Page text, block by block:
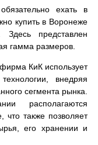
ехать в
купить в Воронеже
Здесь представлен
гамма размеров.
КиК использует
внедряя
сегмента рынка.
располагаются
что также позволяет
его хранении и